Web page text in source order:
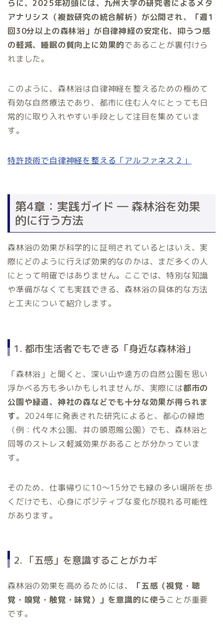
らに、2025年初頭には、九州大学の研究者によるメタ
アナリシス（複数研究の統合解析）が公開され、「週1
回30分以上の森林浴」が自律神経の安定化、抑うつ感
の軽減、睡眠の質向上に効果的であることが裏付けら
れました。
このように、森林浴は自律神経を整えるための極めて
有効な自然療法であり、都市に住む人々にとっても日
常的に取り入れやすい手段として注目を集めていま
す。
特許技術で自律神経を整える「アルファネス２」
第4章：実践ガイド ― 森林浴を効果
的に行う方法
森林浴の効果が科学的に証明されているとはいえ、実
際にどのように行えば効果的なのかは、まだ多くの人
にとって明確ではありません。ここでは、特別な知識
や準備がなくても実践できる、森林浴の具体的な方法
と工夫について紹介します。
1. 都市生活者でもできる「身近な森林浴」
「森林浴」と聞くと、深い山や遠方の自然公園を思い
浮かべる方も多いかもしれませんが、実際には都市の
公園や緑道、神社の森などでも十分な効果が得られま
す。2024年に発表された研究によると、都心の緑地
（例：代々木公園、井の頭恩賜公園）でも、森林浴と
同等のストレス軽減効果があることが分かっていま
す。
そのため、仕事帰りに10～15分でも緑の多い場所を歩
くだけでも、心身にポジティブな変化が現れる可能性
があります。
2. 「五感」を意識することがカギ
森林浴の効果を高めるためには、
「五感（視覚・聴
覚・嗅覚・触覚・味覚）」を意識的に使う ことが重要
です。